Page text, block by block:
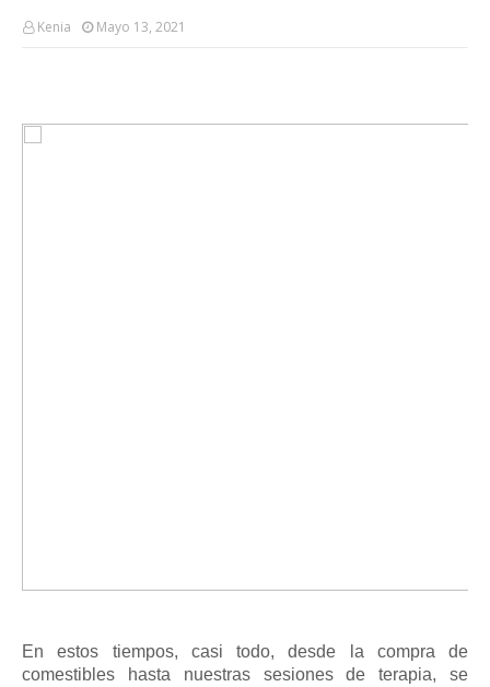
Kenia Mayo 13, 2021
En estos tiempos, casi todo, desde la compra de
comestibles hasta nuestras sesiones de terapia, se